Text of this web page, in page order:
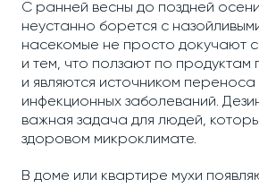
С ранней весны до поздней
неустанно борется с
насекомые не просто докучают
и тем, что ползают по продуктам
и являются источником переноса
инфекционных заболеваний.
важная задача для людей,
здоровом микроклимате.
В доме или квартире мухи